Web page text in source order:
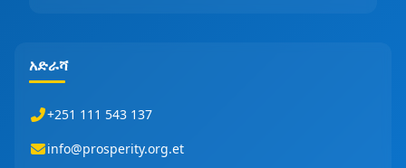
አድራሻ
+251 111 543 137
info@prosperity.org.et